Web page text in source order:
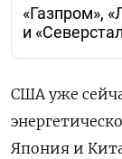
«Газпром»,
и
США уже
Япония и